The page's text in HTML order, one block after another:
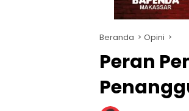
Beranda Opini
Peran